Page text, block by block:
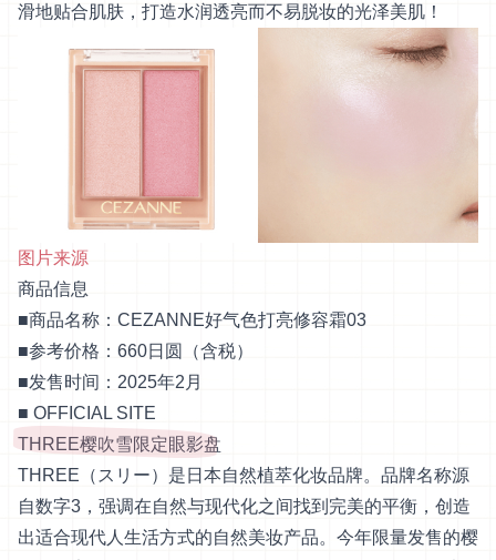
滑地贴合肌肤，打造水润透亮而不易脱妆的光泽美肌！
图片来源
商品信息
■商品名称：CEZANNE好气色打亮修容霜03
■参考价格：660日圆（含税）
■发售时间：2025年2月
■ OFFICIAL SITE
THREE樱吹雪限定眼影盘
THREE（スリー）是日本自然植萃化妆品牌。品牌名称源
自数字3，强调在自然与现代化之间找到完美的平衡，创造
出适合现代人生活方式的自然美妆产品。今年限量发售的樱